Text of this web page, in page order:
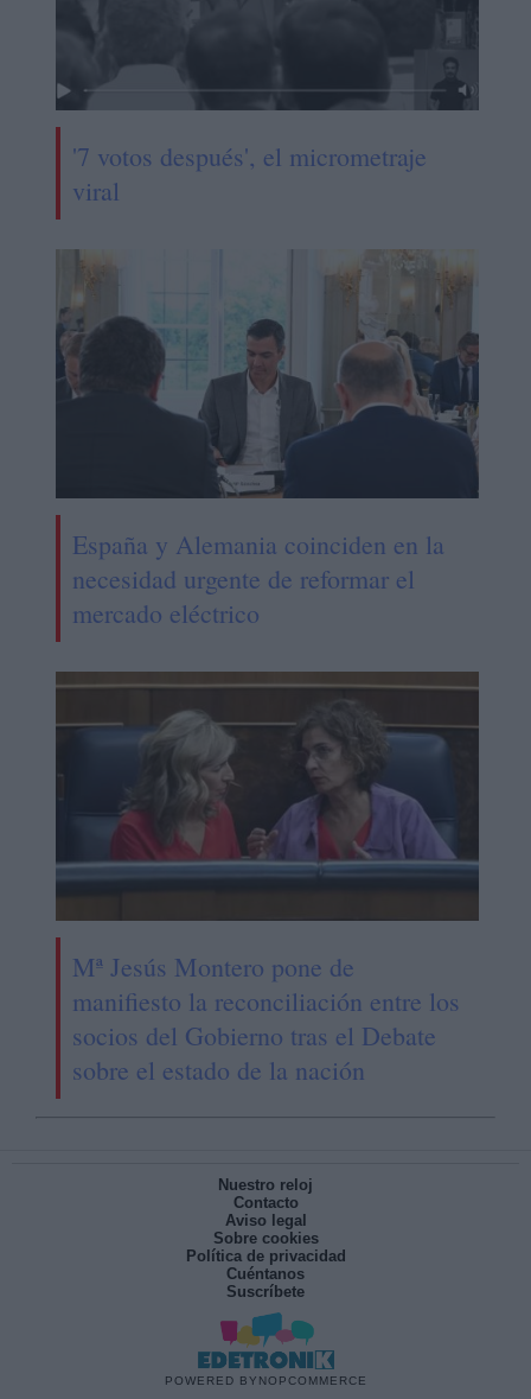
'7 votos después', el micrometraje
viral
España y Alemania coinciden en la
necesidad urgente de reformar el
mercado eléctrico
Mª Jesús Montero pone de
manifiesto la reconciliación entre los
socios del Gobierno tras el Debate
sobre el estado de la nación
Nuestro reloj
Contacto
Aviso legal
Sobre cookies
Política de privacidad
Cuéntanos
Suscríbete
POWERED BY NOPCOMMERCE